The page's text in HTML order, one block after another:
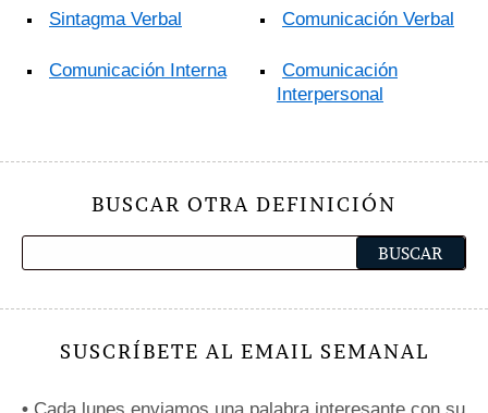
Sintagma Verbal
Comunicación Interna
Comunicación Verbal
Comunicación
Interpersonal
BUSCAR OTRA DEFINICIÓN
SUSCRÍBETE AL EMAIL SEMANAL
• Cada lunes enviamos una palabra interesante con su